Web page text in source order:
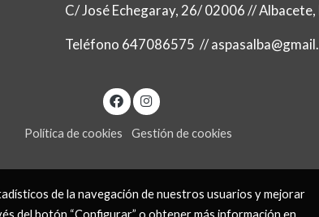
C/ José Echegaray, 26/ 02006 // Albacete,
Teléfono 647086575 //
Política de cookies Gestión de cookies
de la navegación de nuestros usuarios y mejorar